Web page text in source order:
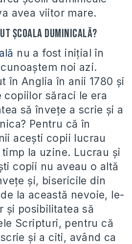
avea viitor mare.
Școala Duminicală?
nu a fost inițial în
noi azi.
în Anglia în anii 1780 și
copiilor săraci le era
să învețe a scrie și a
Pentru că în
acești copii lucrau
la uzine. Lucrau și
copii nu aveau o altă
și, bisericile din
la această nevoie, le-
și posibilitatea să
Scripturi, pentru că
și a citi, având ca